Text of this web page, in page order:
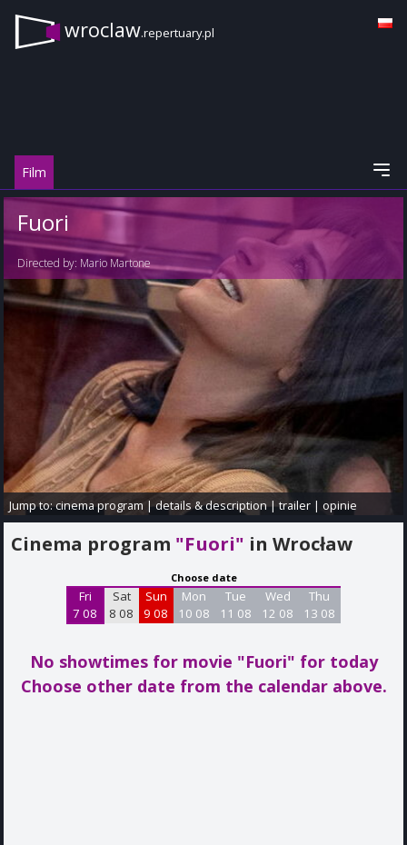
wroclaw.repertuary.pl
Film
Fuori
Directed by: Mario Martone
Jump to:cinema program |details & description|trailer |opinie
Cinema program "Fuori" in Wrocław
Choose date
Fri
7 08
Sat
8 08
Sun
9 08
Mon
10 08
Tue
11 08
Wed
12 08
Thu
13 08
No showtimes for movie "Fuori" for today
Choose other date from the calendar above.